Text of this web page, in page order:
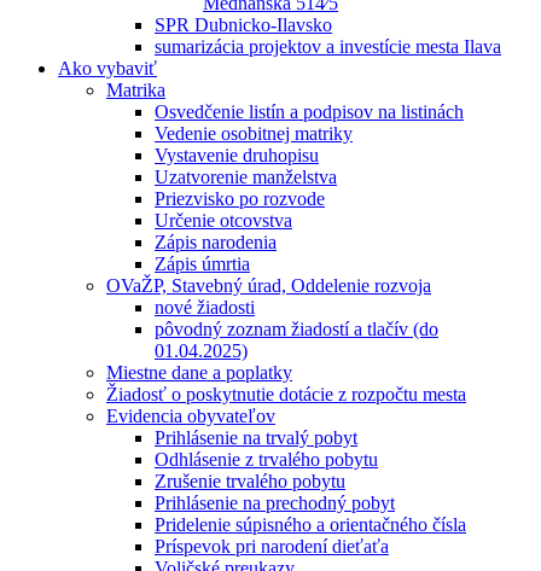
SPR Dubnicko-Ilavsko
sumarizácia projektov a investície mesta Ilava
Ako vybaviť
Matrika
Osvedčenie listín a podpisov na listinách
Vedenie osobitnej matriky
Vystavenie druhopisu
Uzatvorenie manželstva
Priezvisko po rozvode
Určenie otcovstva
Zápis narodenia
Zápis úmrtia
OVaŽP, Stavebný úrad, Oddelenie rozvoja
nové žiadosti
pôvodný zoznam žiadostí a tlačív (do
01.04.2025)
Miestne dane a poplatky
Žiadosť o poskytnutie dotácie z rozpočtu mesta
Evidencia obyvateľov
Prihlásenie na trvalý pobyt
Odhlásenie z trvalého pobytu
Zrušenie trvalého pobytu
Prihlásenie na prechodný pobyt
Pridelenie súpisného a orientačného čísla
Príspevok pri narodení dieťaťa